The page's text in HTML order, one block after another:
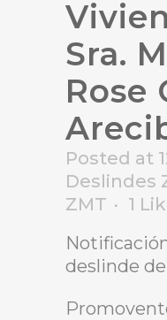
Sra.
Rose
Posted at
Deslindes
ZMT
1
deslinde